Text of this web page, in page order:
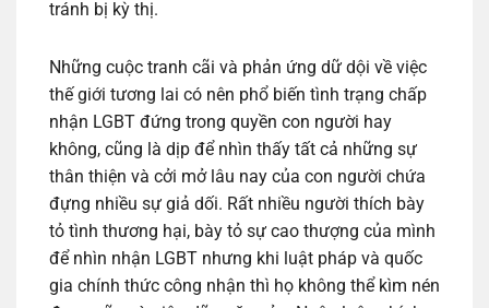
tránh bị kỳ thị.
Những cuộc tranh cãi và phản ứng dữ dội về việc
thế giới tương lai có nên phổ biến tình trạng chấp
nhận LGBT đứng trong quyền con người hay
không, cũng là dịp để nhìn thấy tất cả những sự
thân thiện và cởi mở lâu nay của con người chứa
đựng nhiều sự giả dối. Rất nhiều người thích bày
tỏ tình thương hại, bày tỏ sự cao thượng của mình
để nhìn nhận LGBT nhưng khi luật pháp và quốc
gia chính thức công nhận thì họ không thể kìm nén